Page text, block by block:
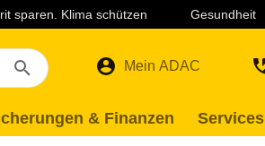
sparen. Klima schützen Gesundheit
Mein ADAC
& Finanzen Services